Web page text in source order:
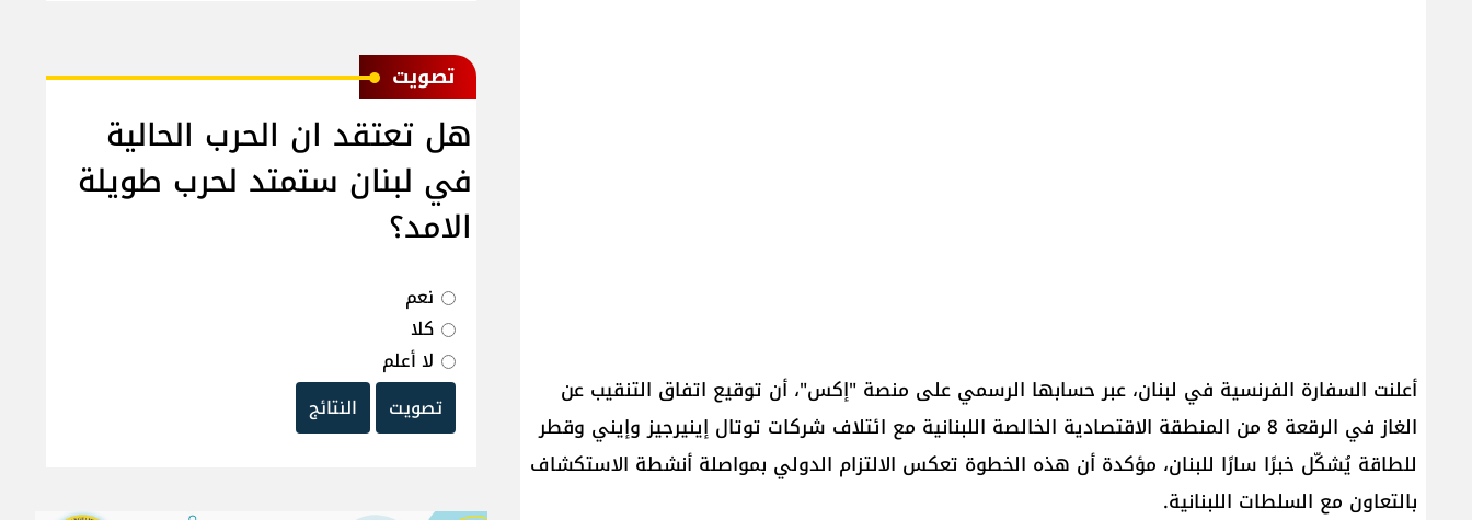
أعلنت السفارة الفرنسية في لبنان، عبر حسابها الرسمي على منصة "إكس"، أن توقيع اتفاق التنقيب عن
الغاز في الرقعة 8 من المنطقة الاقتصادية الخالصة اللبنانية مع ائتلاف شركات توتال إينيرجيز وإيني وقطر
للطاقة يُشكّل خبرًا سارًا للبنان، مؤكدة أن هذه الخطوة تعكس الالتزام الدولي بمواصلة أنشطة الاستكشاف
بالتعاون مع السلطات اللبنانية.
ﺗﺼﻮﻳﺖ
هل تعتقد ان الحرب الحالية
في لبنان ستمتد لحرب طويلة
الامد؟
نعم
كلا
لا أعلم
تصويت
النتائج